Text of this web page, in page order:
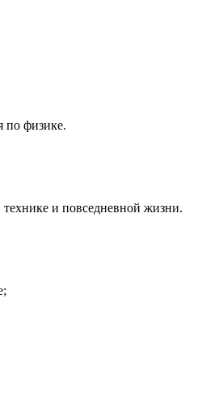
по физике.
и повседневной жизни.